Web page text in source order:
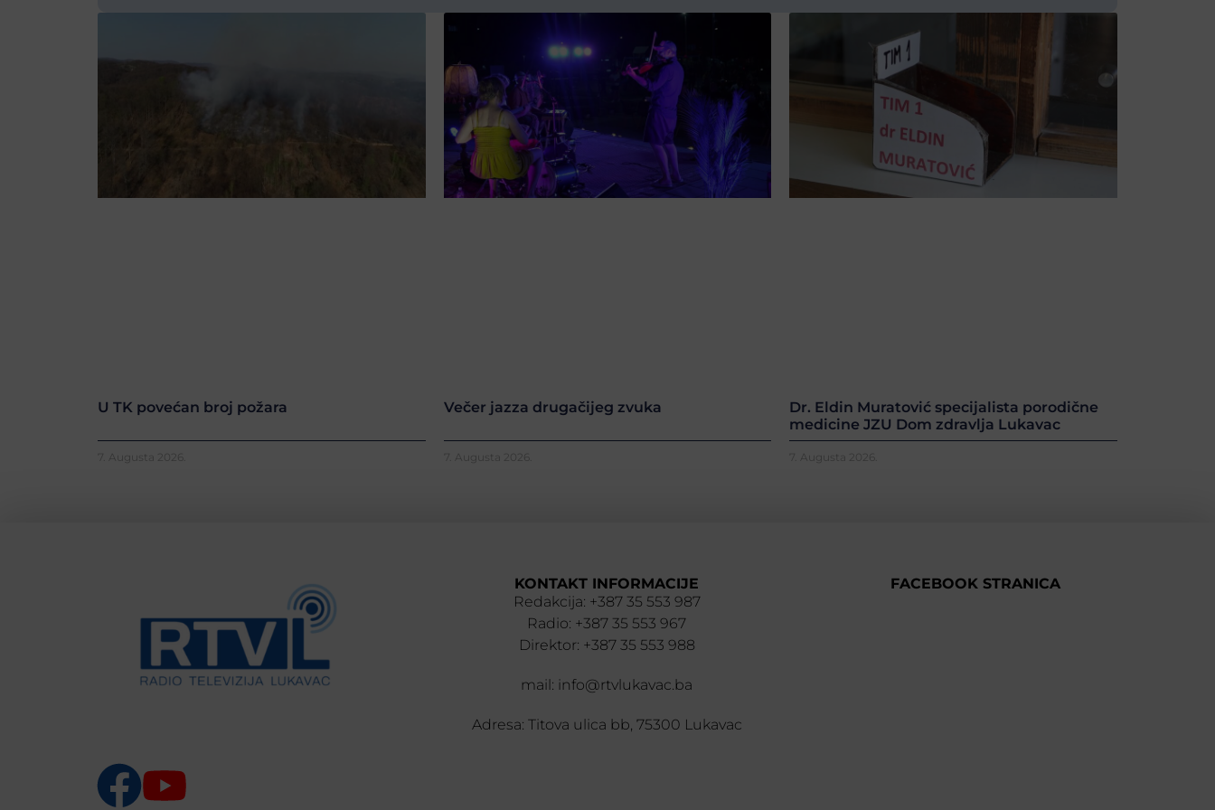
U TK povećan broj požara
7. Augusta 2026.
Večer jazza drugačijeg zvuka
7. Augusta 2026.
Dr. Eldin Muratović specijalista porodične
medicine JZU Dom zdravlja Lukavac
7. Augusta 2026.
KONTAKT INFORMACIJE
Redakcija: +387 35 553 987
Radio: +387 35 553 967
Direktor: +387 35 553 988
mail: info@rtvlukavac.ba
Adresa: Titova ulica bb, 75300 Lukavac
FACEBOOK STRANICA